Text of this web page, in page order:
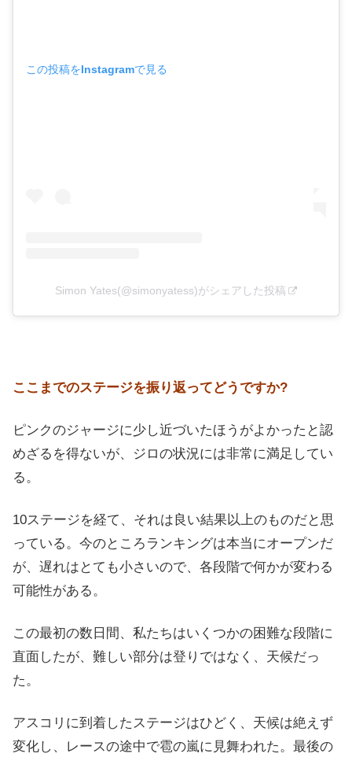
この投稿をInstagramで見る
Simon Yates(@simonyatess)がシェアした投稿
ここまでのステージを振り返ってどうですか?
ピンクのジャージに少し近づいたほうがよかったと認
めざるを得ないが、ジロの状況には非常に満足してい
る。
10ステージを経て、それは良い結果以上のものだと思
っている。今のところランキングは本当にオープンだ
が、遅れはとても小さいので、各段階で何かが変わる
可能性がある。
この最初の数日間、私たちはいくつかの困難な段階に
直面したが、難しい部分は登りではなく、天候だっ
た。
アスコリに到着したステージはひどく、天候は絶えず
変化し、レースの途中で雹の嵐に見舞われた。最後の